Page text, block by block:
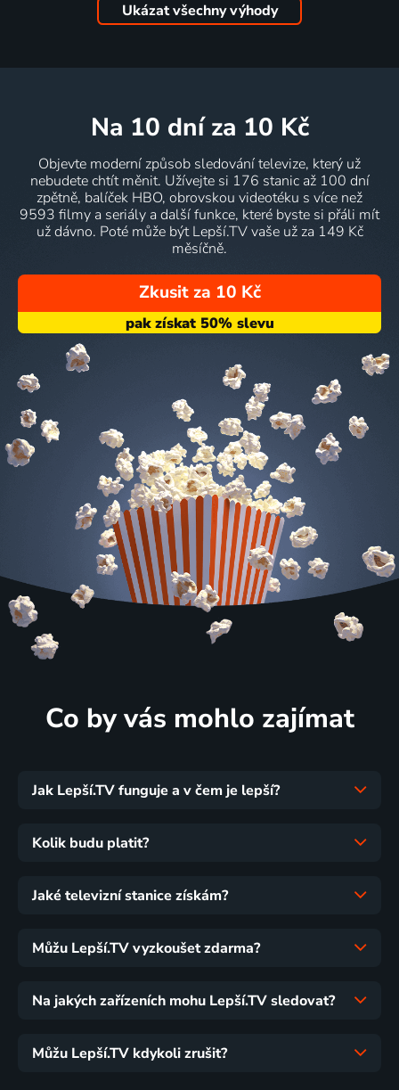
Ukázat všechny výhody
na 10 dní za 10 Kč
Objevte moderní způsob sledování televize, který už
nebudete chtít měnit. Užívejte si 176 stanic až 100 dní
zpětně, balíček HBO, obrovskou videotéku s více než
9593 filmy a seriály a další funkce, které byste si přáli mít
už dávno. Poté může být Lepší.TV vaše už za 149 Kč
měsíčně.
Zkusit za 10 Kč
Co by vás mohlo zajímat
Jak Lepší.TV funguje a v čem je lepší?
Kolik budu platit?
Jaké televizní stanice získám?
Můžu Lepší.TV vyzkoušet zdarma?
Na jakých zařízeních mohu Lepší.TV sledovat?
Můžu Lepší.TV kdykoli zrušit?